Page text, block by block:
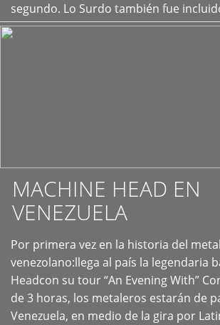
segundo. Lo Surdo también fue
MACHINE HEAD EN
VENEZUELA
Por primera vez en la historia del metal
venezolano:llega al país la legendaria
Headcon su tour “An Evening With”
de 3 horas, los metaleros estarán de
Venezuela, en medio de la gira por
+